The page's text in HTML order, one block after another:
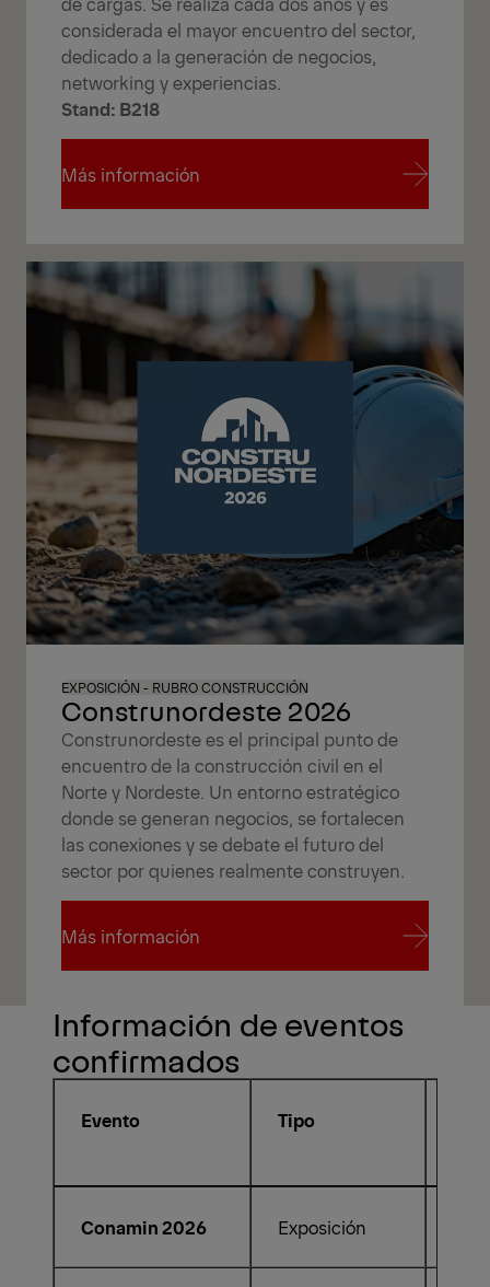
considerada el mayor encuentro del sector,
dedicado a la generación de negocios,
networking y experiencias.
Stand: B218
Más información
Construnordeste 2026
EXPOSICIÓN - RUBRO CONSTRUCCIÓN
Construnordeste es el principal punto de
encuentro de la construcción civil en el
Norte y Nordeste. Un entorno estratégico
donde se generan negocios, se fortalecen
las conexiones y se debate el futuro del
sector por quienes realmente construyen.
Más información
Información de eventos
confirmados
Evento Tipo
Conamin 2026 Exposición